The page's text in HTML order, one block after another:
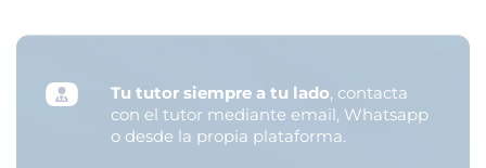
Tu tutor siempre a tu lado, contacta
con el tutor mediante email, Whatsapp
o desde la propia plataforma.